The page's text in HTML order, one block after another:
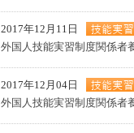
2017年12月11日
外国人技能実習制度関係者
2017年12月04日
外国人技能実習制度関係者